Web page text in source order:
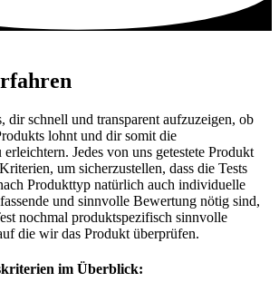
dir schnell und transparent aufzuzeigen, ob
lohnt und dir somit die
Jedes von uns getestete Produkt
um sicherzustellen, dass die Tests
Produkttyp natürlich auch individuelle
und sinnvolle Bewertung nötig sind,
nochmal produktspezifisch sinnvolle
die wir das Produkt überprüfen.
im Überblick: